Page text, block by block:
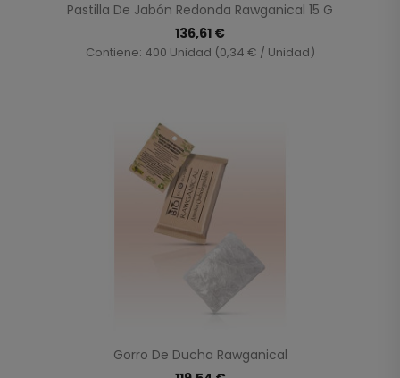
Pastilla De Jabón Redonda Rawganical 15 G
136,61 €
Contiene: 400 Unidad (0,34 € / Unidad)
Gorro De Ducha Rawganical